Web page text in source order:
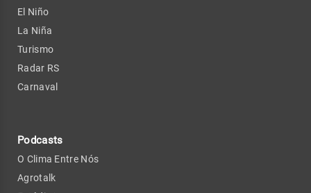
El Niño
La Niña
Turismo
Radar RS
Carnaval
Podcasts
O Clima Entre Nós
Agrotalk